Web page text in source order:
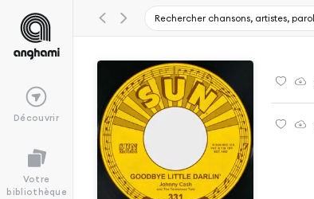
Découvrir
Votre
bibliothèque